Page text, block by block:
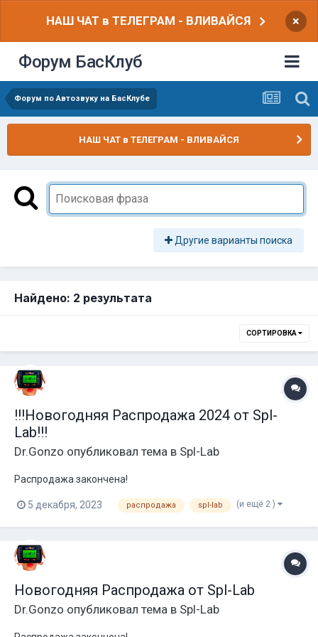
НАШ ЧАТ в ТЕЛЕГРАМ - ВЛИВАЙСЯ ×
Форум БасКлуб
Форум по Автозвуку на БасКлубе
НАШ ЧАТ в ТЕЛЕГРАМ - ВЛИВАЙСЯ
Другие варианты поиска
Найдено: 2 результата
СОРТИРОВКА
!!!Новогодняя Распродажа 2024 от Spl-
Lab!!!
Dr.Gonzo опубликовал тема в Spl-Lab
Распродажа закончена!
5 декабря, 2023 распродажа spl-lab (и ещё 2 )
Новогодняя Распродажа от Spl-Lab
Dr.Gonzo опубликовал тема в Spl-Lab